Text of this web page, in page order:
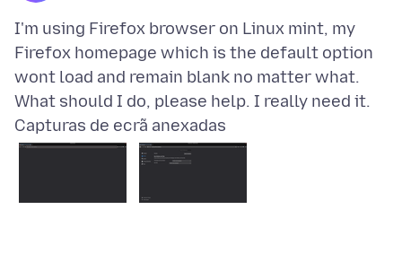
I'm using Firefox browser on Linux mint, my
Firefox homepage which is the default option
wont load and remain blank no matter what.
Capturas de ecrã anexadas